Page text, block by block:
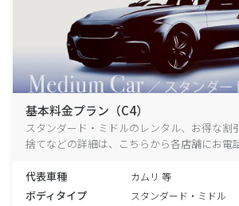
基本料金プラン（C4）
スタンダード・ミドルのレンタル、お得な割
捨てなどの詳細は、こちらから各店舗にお電
代表車種 カムリ 等
ボディタイプ スタンダード・ミドル